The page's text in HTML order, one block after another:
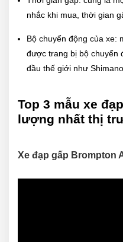
nhắc khi mua, thời gian
Bộ chuyển động của xe:
được trang bị bộ chuyển
đầu thế giới như
Top 3 mẫu xe
lượng nhất thị
Xe đạp gấp Brompton